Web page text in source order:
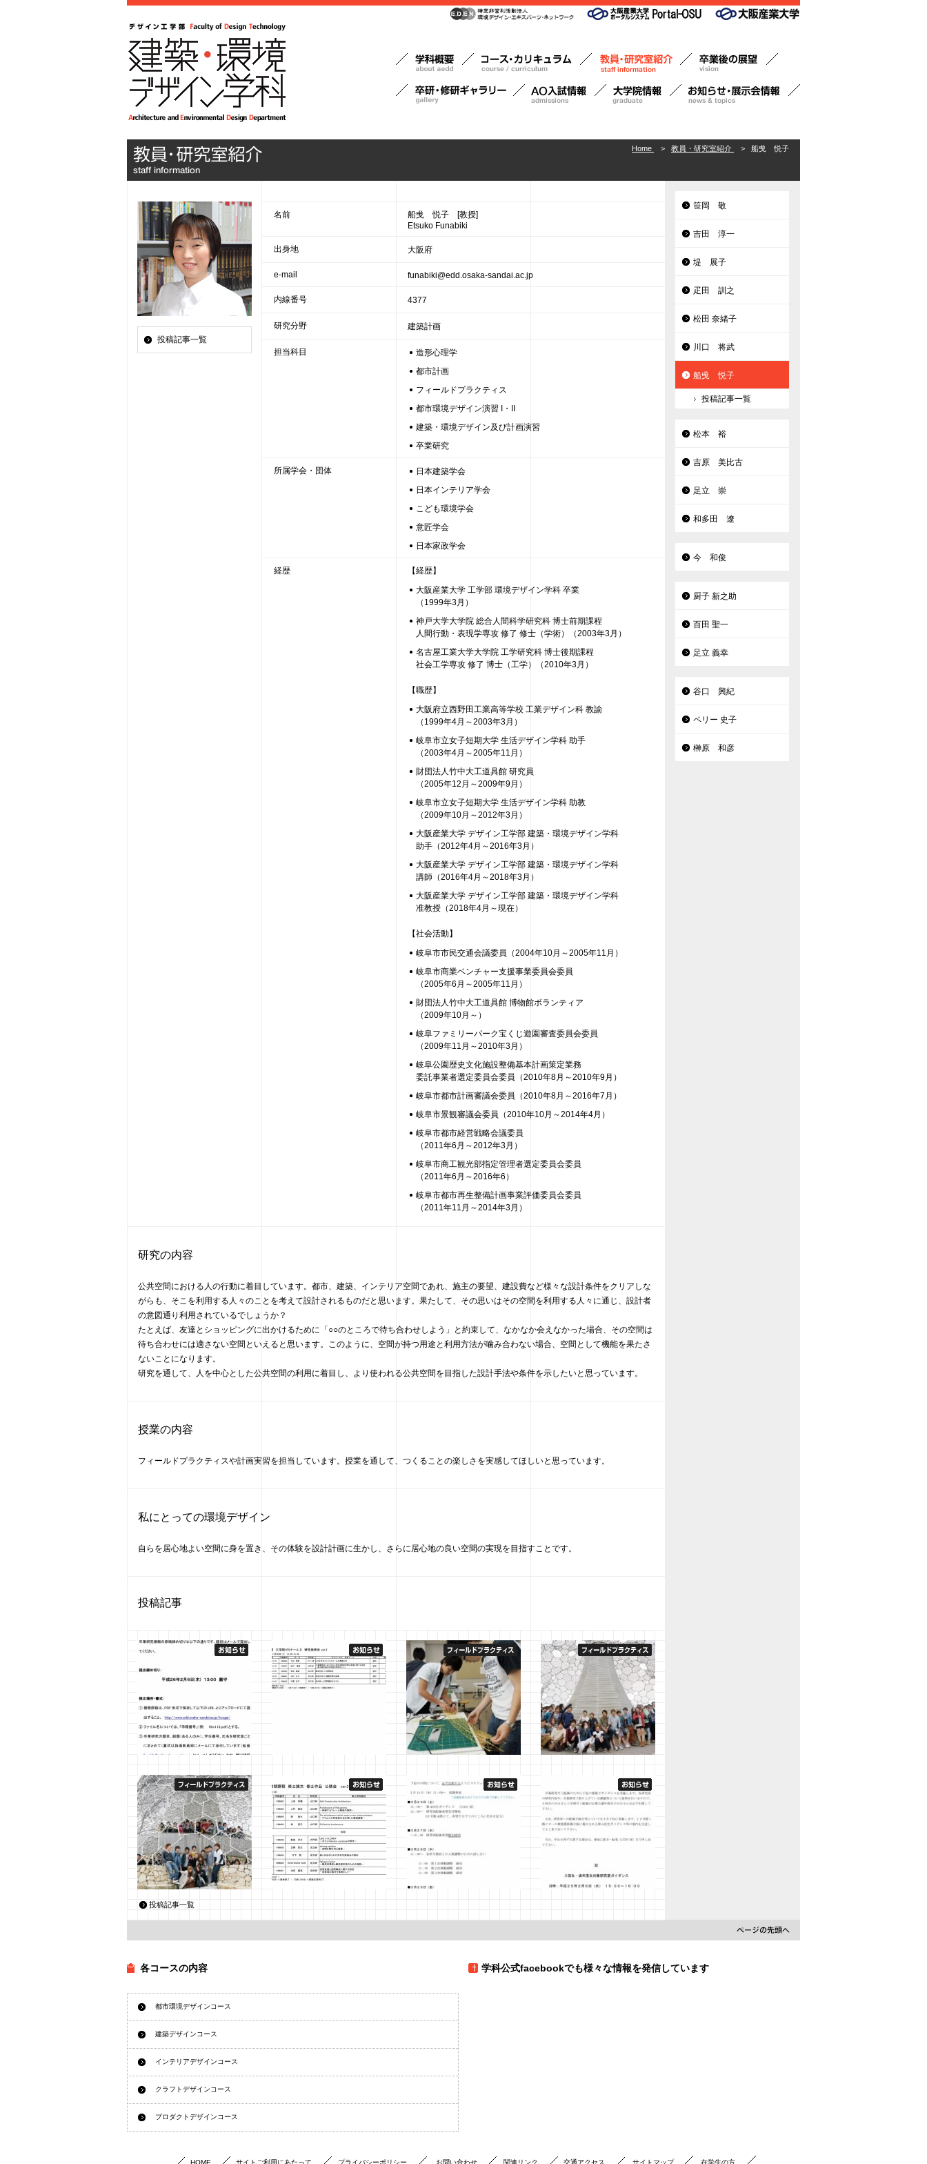
Home > 教員・研究室紹介 > 船曵 悦子
投稿記事一覧
名前
船曵 悦子 [教授]
Etsuko Funabiki
出身地 大阪府
e-mail funabiki@edd.osaka-sandai.ac.jp
内線番号 4377
研究分野 建築計画
担当科目
造形心理学
都市計画
フィールドプラクティス
都市環境デザイン演習 I・II
建築・環境デザイン及び計画演習
卒業研究
所属学会・団体
日本建築学会
日本インテリア学会
こども環境学会
意匠学会
日本家政学会
経歴
【経歴】
大阪産業大学 工学部 環境デザイン学科 卒業
（1999年3月）
神戸大学大学院 総合人間科学研究科 博士前期課程
人間行動・表現学専攻 修了 修士（学術）（2003年3月）
名古屋工業大学大学院 工学研究科 博士後期課程
社会工学専攻 修了 博士（工学）（2010年3月）
【職歴】
大阪府立西野田工業高等学校 工業デザイン科 教諭
（1999年4月～2003年3月）
岐阜市立女子短期大学 生活デザイン学科 助手
（2003年4月～2005年11月）
財団法人竹中大工道具館 研究員
（2005年12月～2009年9月）
岐阜市立女子短期大学 生活デザイン学科 助教
（2009年10月～2012年3月）
大阪産業大学 デザイン工学部 建築・環境デザイン学科
助手（2012年4月～2016年3月）
大阪産業大学 デザイン工学部 建築・環境デザイン学科
講師（2016年4月～2018年3月）
大阪産業大学 デザイン工学部 建築・環境デザイン学科
准教授（2018年4月～現在）
【社会活動】
岐阜市市民交通会議委員（2004年10月～2005年11月）
岐阜市商業ベンチャー支援事業委員会委員
（2005年6月～2005年11月）
財団法人竹中大工道具館 博物館ボランティア
（2009年10月～）
岐阜ファミリーパーク宝くじ遊園審査委員会委員
（2009年11月～2010年3月）
岐阜公園歴史文化施設整備基本計画策定業務
委託事業者選定委員会委員（2010年8月～2010年9月）
岐阜市都市計画審議会委員（2010年8月～2016年7月）
岐阜市景観審議会委員（2010年10月～2014年4月）
岐阜市都市経営戦略会議委員
（2011年6月～2012年3月）
岐阜市商工観光部指定管理者選定委員会委員
（2011年6月～2016年6）
岐阜市都市再生整備計画事業評価委員会委員
（2011年11月～2014年3月）
研究の内容
公共空間における人の行動に着目しています。都市、建築、インテリア空間であれ、施主の要望、建設費など様々な設計条件をクリアしな
がらも、そこを利用する人々のことを考えて設計されるものだと思います。果たして、その思いはその空間を利用する人々に通じ、設計者
の意図通り利用されているでしょうか？
たとえば、友達とショッピングに出かけるために「○○のところで待ち合わせしよう」と約束して、なかなか会えなかった場合、その空間は
待ち合わせには適さない空間といえると思います。このように、空間が持つ用途と利用方法が噛み合わない場合、空間として機能を果たさ
ないことになります。
研究を通して、人を中心とした公共空間の利用に着目し、より使われる公共空間を目指した設計手法や条件を示したいと思っています。
授業の内容
フィールドプラクティスや計画実習を担当しています。授業を通して、つくることの楽しさを実感してほしいと思っています。
私にとっての環境デザイン
自らを居心地よい空間に身を置き、その体験を設計計画に生かし、さらに居心地の良い空間の実現を目指すことです。
投稿記事
りについて
2014年1月29日 船曵 2013年11月12日 船曵 2013年7月4日 船曵
ィス１ Cグループ
品 公聴会
投稿記事一覧
笹岡 敬
吉田 淳一
堤 展子
疋田 訓之
松田 奈緒子
川口 将武
船曵 悦子
投稿記事一覧
松本 裕
吉原 美比古
足立 崇
和多田 遼
今 和俊
厨子 新之助
百田 聖一
足立 義幸
谷口 興紀
ペリー 史子
榊原 和彦
各コースの内容
都市環境デザインコース
建築デザインコース
インテリアデザインコース
クラフトデザインコース
プロダクトデザインコース
学科公式facebookでも様々な情報を発信しています
HOME サイトご利用にあたって プライバシーポリシー お問い合わせ 関連リンク 交通アクセス サイトマップ 在学生の方